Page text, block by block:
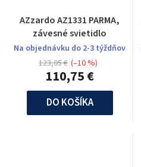
AZzardo AZ1331 PARMA,
závesné svietidlo
Na objednávku do 2-3 týždňov
110,75 €
123,05 € (–10 %)
DO KOŠÍKA